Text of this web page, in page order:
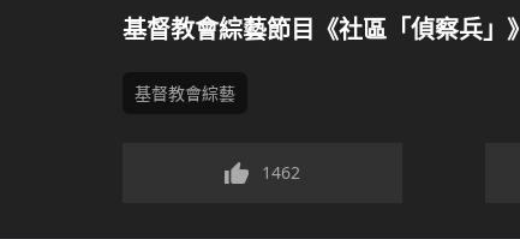
基督教會綜藝節目《社區「偵察兵」》
基督教會綜藝
1462